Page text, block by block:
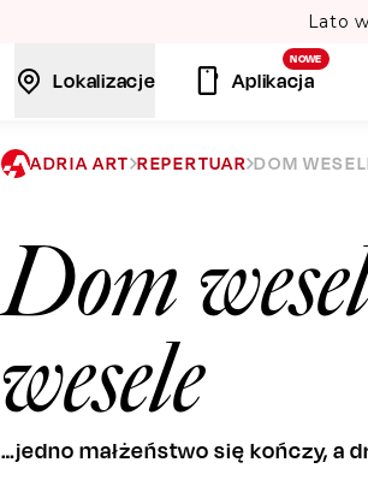
Lato
Lokalizacje
NOWE
Aplikacja
ADRIA ART REPERTUAR DOM
Dom
wesele
…jedno małżeństwo się kończy, a